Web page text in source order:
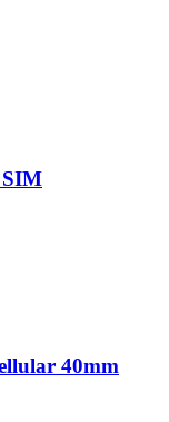
SIM
40mm